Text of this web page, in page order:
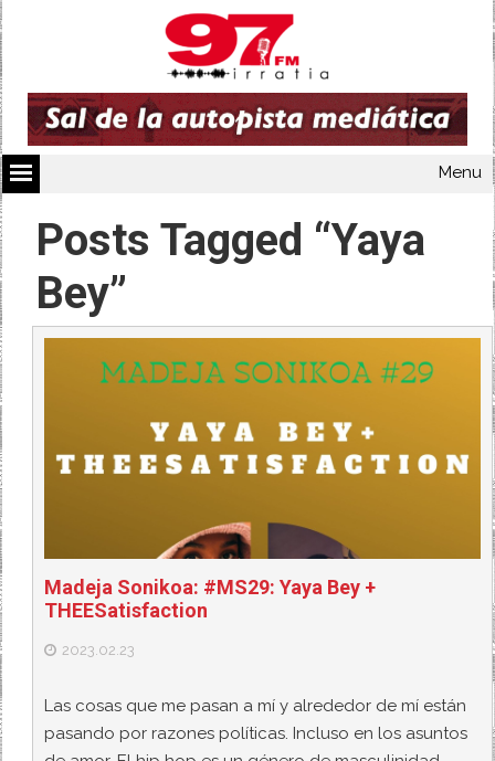
Menu
Posts Tagged “Yaya
Bey”
Madeja Sonikoa: #MS29: Yaya Bey +
THEESatisfaction
2023.02.23
Las cosas que me pasan a mí y alrededor de mí están
pasando por razones políticas. Incluso en los asuntos